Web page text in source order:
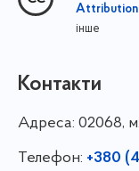
Attribution
інше
Контакти
Адреса: 02068,
Телефон: +380